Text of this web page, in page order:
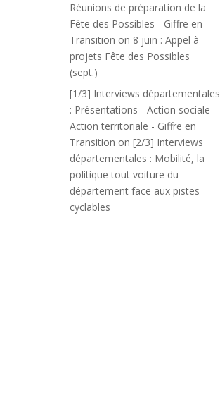
Réunions de préparation de la
Fête des Possibles - Giffre en
Transition on 8 juin : Appel à
projets Fête des Possibles
(sept.)
[1/3] Interviews départementales
: Présentations - Action sociale -
Action territoriale - Giffre en
Transition on [2/3] Interviews
départementales : Mobilité, la
politique tout voiture du
département face aux pistes
cyclables